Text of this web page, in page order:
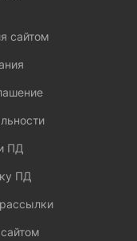
сайтом
ПД
ПД